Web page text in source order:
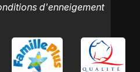
d'enneigement